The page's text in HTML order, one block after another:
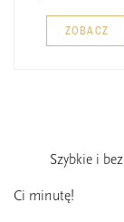
ZOBACZ
Szybkie i
Ci minutę!